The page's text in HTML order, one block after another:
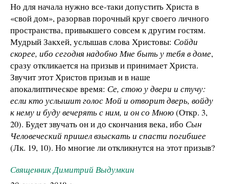
Но для начала нужно все-таки допустить Христа в
«свой дом», разорвав порочный круг своего личного
пространства, привыкшего совсем к другим гостям.
Мудрый Закхей, услышав слова Христовы: Сойди
скорее, ибо сегодня надобно Мне быть у тебя в доме,
сразу откликается на призыв и принимает Христа.
Звучит этот Христов призыв и в наше
апокалиптическое время: Се, стою у двери и стучу:
если кто услышит голос Мой и отворит дверь, войду
к нему и буду вечерять с ним, и он со Мною(Откр. 3,
20). Будет звучать он и до скончания века, ибо Сын
Человеческий пришел взыскать и спасти погибшее
(Лк. 19, 10). Но многие ли откликнутся на этот призыв?
Священник Димитрий Выдумкин